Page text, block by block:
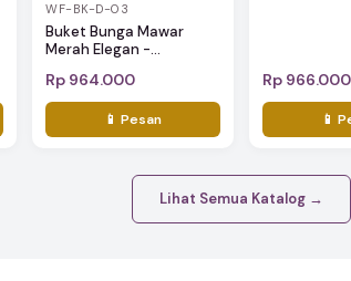
WF-BK-D-03
Buket Bunga Mawar
Merah Elegan -...
Rp 964.000
📱 Pesan
Rp 966.000
📱
Lihat Semua Katalog →